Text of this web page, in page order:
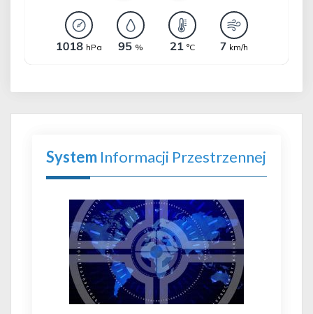
System Informacji Przestrzennej